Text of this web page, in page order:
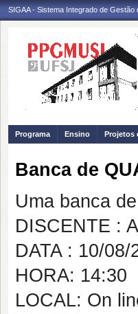
SIGAA - Sistema Integrado de Gestão
Programa Ensino Projetos
Banca de
Uma banca
DISCENTE :
DATA : 10/08/
HORA: 14:30
LOCAL: On